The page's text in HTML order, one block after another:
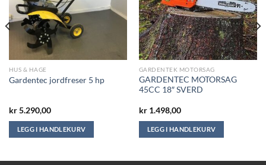
HUS & HAGE
Gardentec jordfreser 5 hp
kr5.290,00
LEGG I HANDLEKURV
GARDENTEK MOTORSAG
GARDENTEC MOTORSAG
45CC 18″ SVERD
kr1.498,00
LEGG I HANDLEKURV